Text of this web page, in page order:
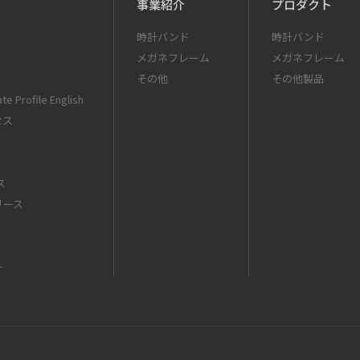
Profile English
ス
事業紹介
時計バンド
メガネフレーム
その他
プロダクト
時計バンド
メガネフレーム
その他製品